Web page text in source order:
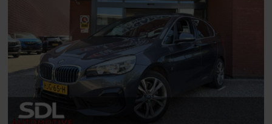
led Koplampen
LED koplampen adaptief
Lichtmetalen velgen
Metaalkleur
Mistlampen
Mistlampen voor